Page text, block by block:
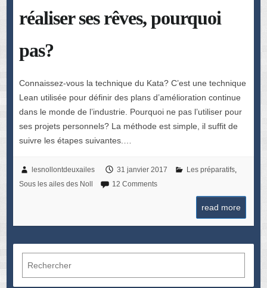
réaliser ses rêves, pourquoi
pas?
Connaissez-vous la technique du Kata? C’est une technique
Lean utilisée pour définir des plans d’amélioration continue
dans le monde de l’industrie. Pourquoi ne pas l’utiliser pour
ses projets personnels? La méthode est simple, il suffit de
suivre les étapes suivantes.…
lesnollontdeuxailes 31 janvier 2017 Les préparatifs,
Sous les ailes des Noll
12 Comments
read more